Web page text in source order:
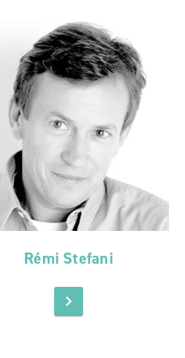
Rémi Stefani
chevron_right